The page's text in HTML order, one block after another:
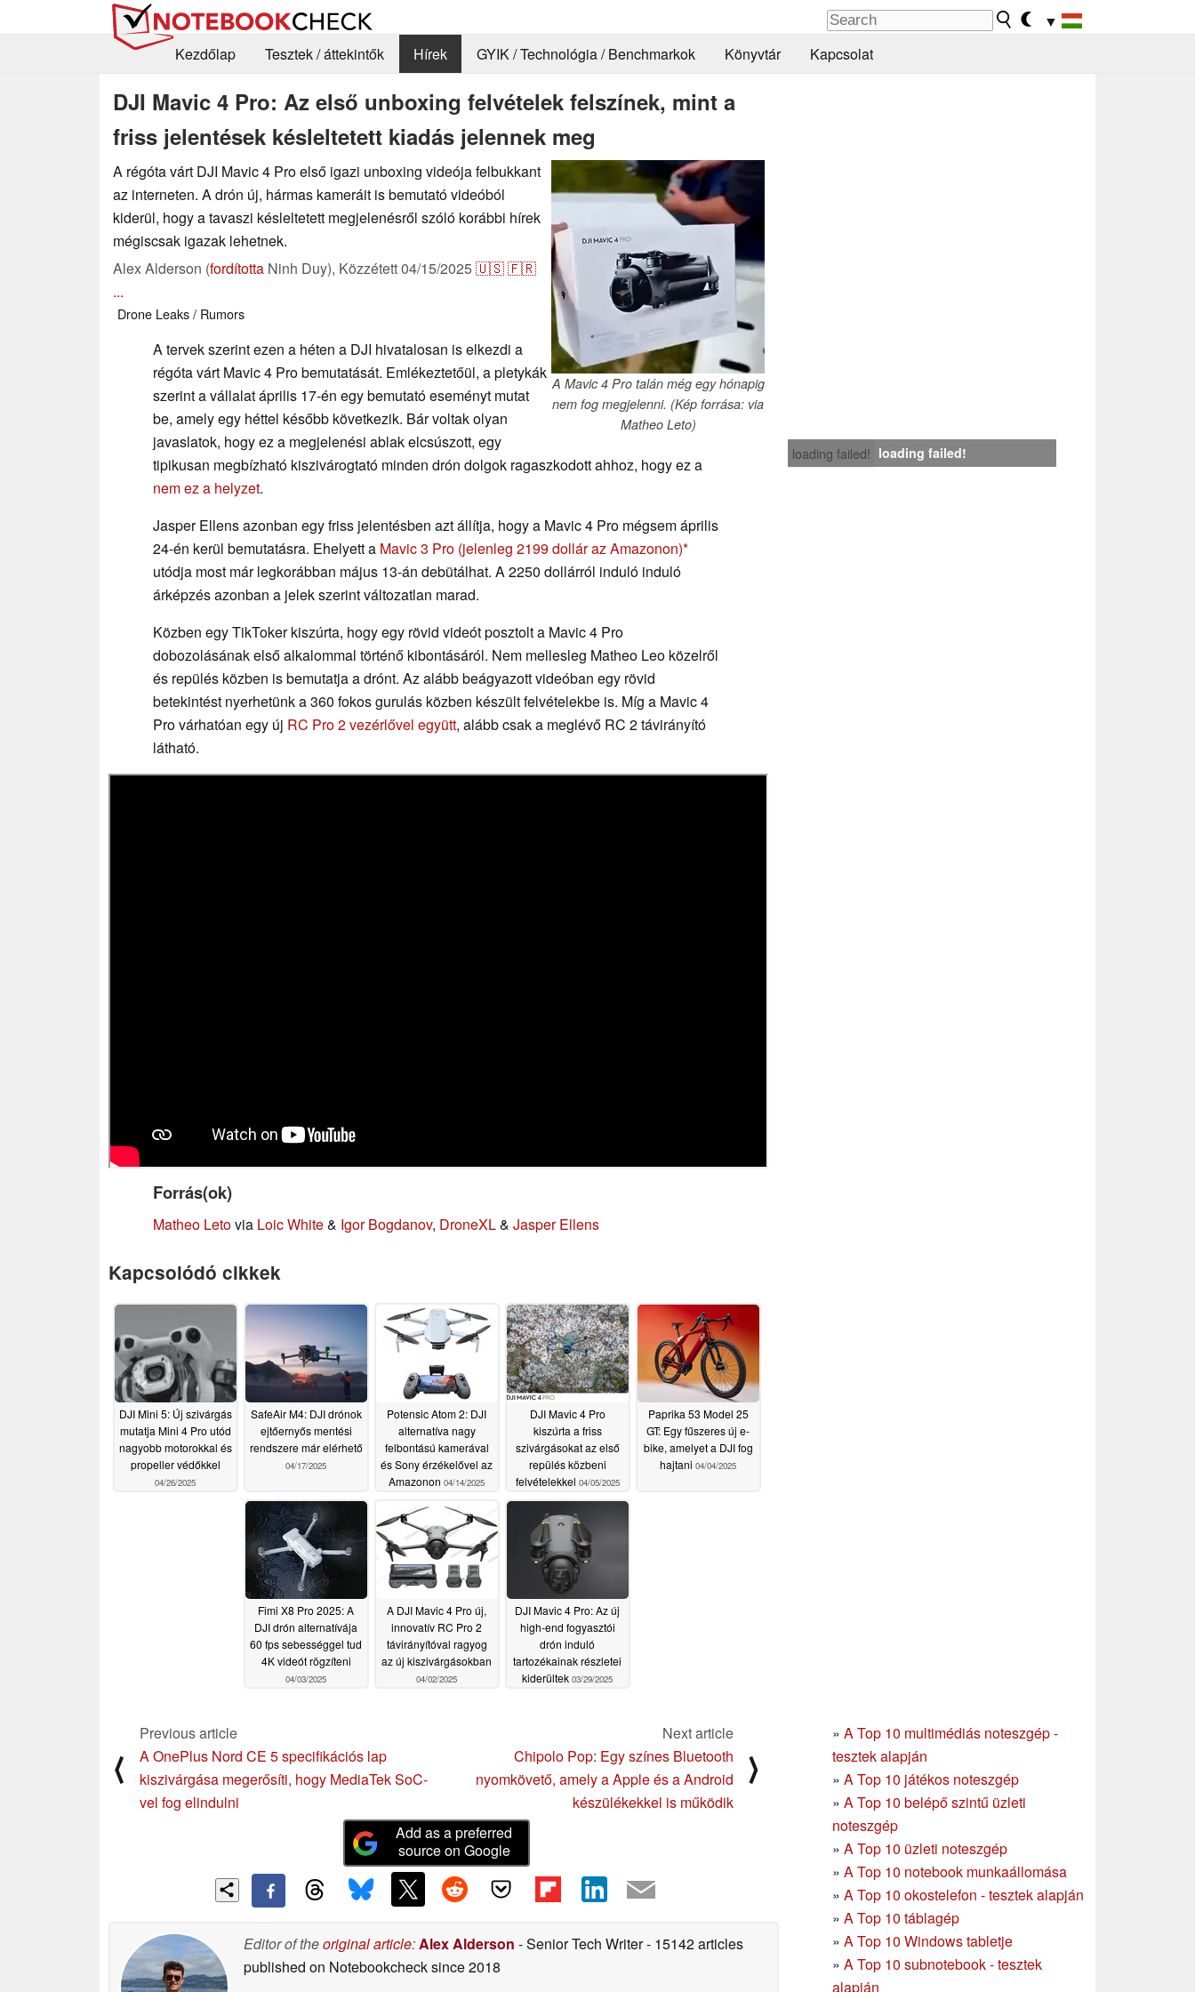
▼
Kezdőlap
Tesztek / áttekintők Hírek GYIK / Technológia / Benchmarkok Könyvtár Kapcsolat
DJI Mavic 4 Pro: Az első unboxing felvételek felszínek, mint a
friss jelentések késleltetett kiadás jelennek meg
A Mavic 4 Pro talán még egy hónapig
nem fog megjelenni. (Kép forrása: via
Matheo Leto)
A régóta várt DJI Mavic 4 Pro első igazi unboxing videója felbukkant
az interneten. A drón új, hármas kameráit is bemutató videóból
kiderül, hogy a tavaszi késleltetett megjelenésről szóló korábbi hírek
mégiscsak igazak lehetnek.
Alex Alderson (fordította Ninh Duy), Közzétett04/15/2025🇺🇸🇫🇷
...
Drone Leaks / Rumors
loading failed! loading failed!
A tervek szerint ezen a héten a DJI hivatalosan is elkezdi a
régóta várt Mavic 4 Pro bemutatását. Emlékeztetőül, a pletykák
szerint a vállalat április 17-én egy bemutató eseményt mutat
be, amely egy héttel később következik. Bár voltak olyan
javaslatok, hogy ez a megjelenési ablak elcsúszott, egy
tipikusan megbízható kiszivárogtató minden drón dolgok ragaszkodott ahhoz, hogy ez a
nem ez a helyzet.
Jasper Ellens azonban egy friss jelentésben azt állítja, hogy a Mavic 4 Pro mégsem április
24-én kerül bemutatásra. Ehelyett a Mavic 3 Pro (jelenleg 2199 dollár az Amazonon)
utódja most már legkorábban május 13-án debütálhat. A 2250 dollárról induló induló
árképzés azonban a jelek szerint változatlan marad.
Közben egy TikToker kiszúrta, hogy egy rövid videót posztolt a Mavic 4 Pro
dobozolásának első alkalommal történő kibontásáról. Nem mellesleg Matheo Leo közelről
és repülés közben is bemutatja a drónt. Az alább beágyazott videóban egy rövid
betekintést nyerhetünk a 360 fokos gurulás közben készült felvételekbe is. Míg a Mavic 4
Pro várhatóan egy új RC Pro 2 vezérlővel együtt, alább csak a meglévő RC 2 távirányító
látható.
Forrás(ok)
Matheo Letovia Loic White& Igor Bogdanov, DroneXL& Jasper Ellens
Kapcsolódó cikkek
DJI Mini 5: Új szivárgás
mutatja Mini 4 Pro utód
nagyobb motorokkal és
propeller védőkkel
04/26/2025
SafeAir M4: DJI drónok
ejtőernyős mentési
rendszere már elérhető
04/17/2025
Potensic Atom 2: DJI
alternatíva nagy
felbontású kamerával
és Sony érzékelővel az
Amazonon 04/14/2025
DJI Mavic 4 Pro
kiszúrta a friss
szivárgásokat az első
repülés közbeni
felvételekkel 04/05/2025
Paprika 53 Model 25
GT: Egy fűszeres új e-
bike, amelyet a DJI fog
hajtani 04/04/2025
Fimi X8 Pro 2025: A
DJI drón alternatívája
60 fps sebességgel tud
4K videót rögzíteni
04/03/2025
A DJI Mavic 4 Pro új,
innovatív RC Pro 2
távirányítóval ragyog
az új kiszivárgásokban
04/02/2025
DJI Mavic 4 Pro: Az új
high-end fogyasztói
drón induló
tartozékainak részletei
kiderültek 03/29/2025
» A Top 10 multimédiás noteszgép -
tesztek alapján
» A Top 10 játékos noteszgép
» A Top 10 belépő szintű üzleti
noteszgép
» A Top 10 üzleti noteszgép
» A Top 10 notebook munkaállomása
» A Top 10 okostelefon - tesztek alapján
» A Top 10 táblagép
» A Top 10 Windows tabletje
» A Top 10 subnotebook - tesztek
alapján
⟨
Previous article
A OnePlus Nord CE 5 specifikációs lap
kiszivárgása megerősíti, hogy MediaTek SoC-
vel fog elindulni
Next article
Chipolo Pop: Egy színes Bluetooth
nyomkövető, amely a Apple és a Android
készülékekkel is működik
⟩
Add as a preferred
source on Google
Editor of theoriginal article:Alex Alderson - Senior Tech Writer- 15142 articles
published on Notebookchecksince 2018